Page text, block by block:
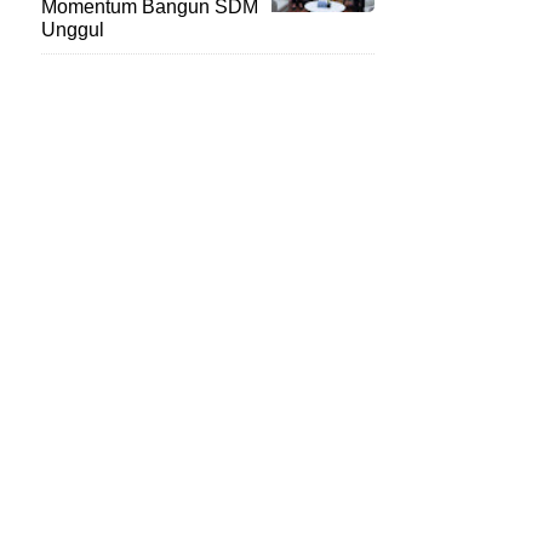
Momentum Bangun SDM
Unggul